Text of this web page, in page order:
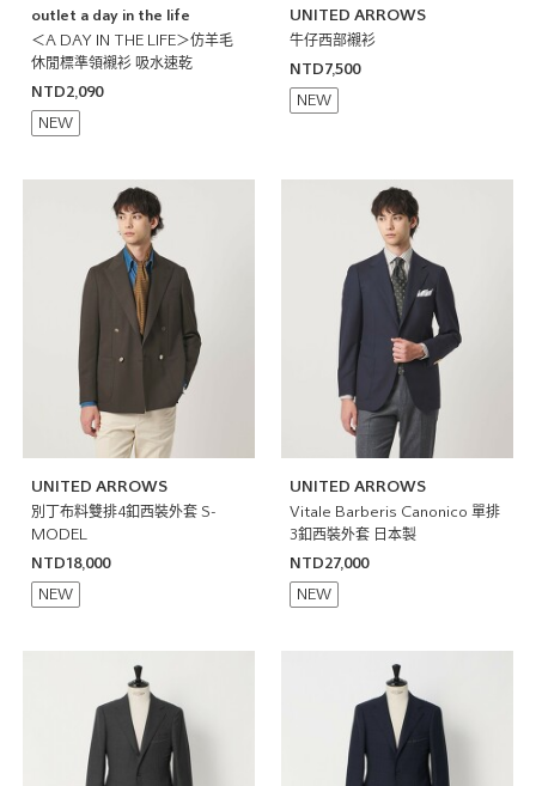
outlet a day in the life
＜A DAY IN THE LIFE＞仿羊毛
休閒標準領襯衫 吸水速乾
NTD2,090
NEW
UNITED ARROWS
牛仔西部襯衫
NTD7,500
NEW
UNITED ARROWS
別丁布料雙排4釦西裝外套 S-
MODEL
NTD18,000
NEW
UNITED ARROWS
Vitale Barberis Canonico 單排
3釦西裝外套 日本製
NTD27,000
NEW